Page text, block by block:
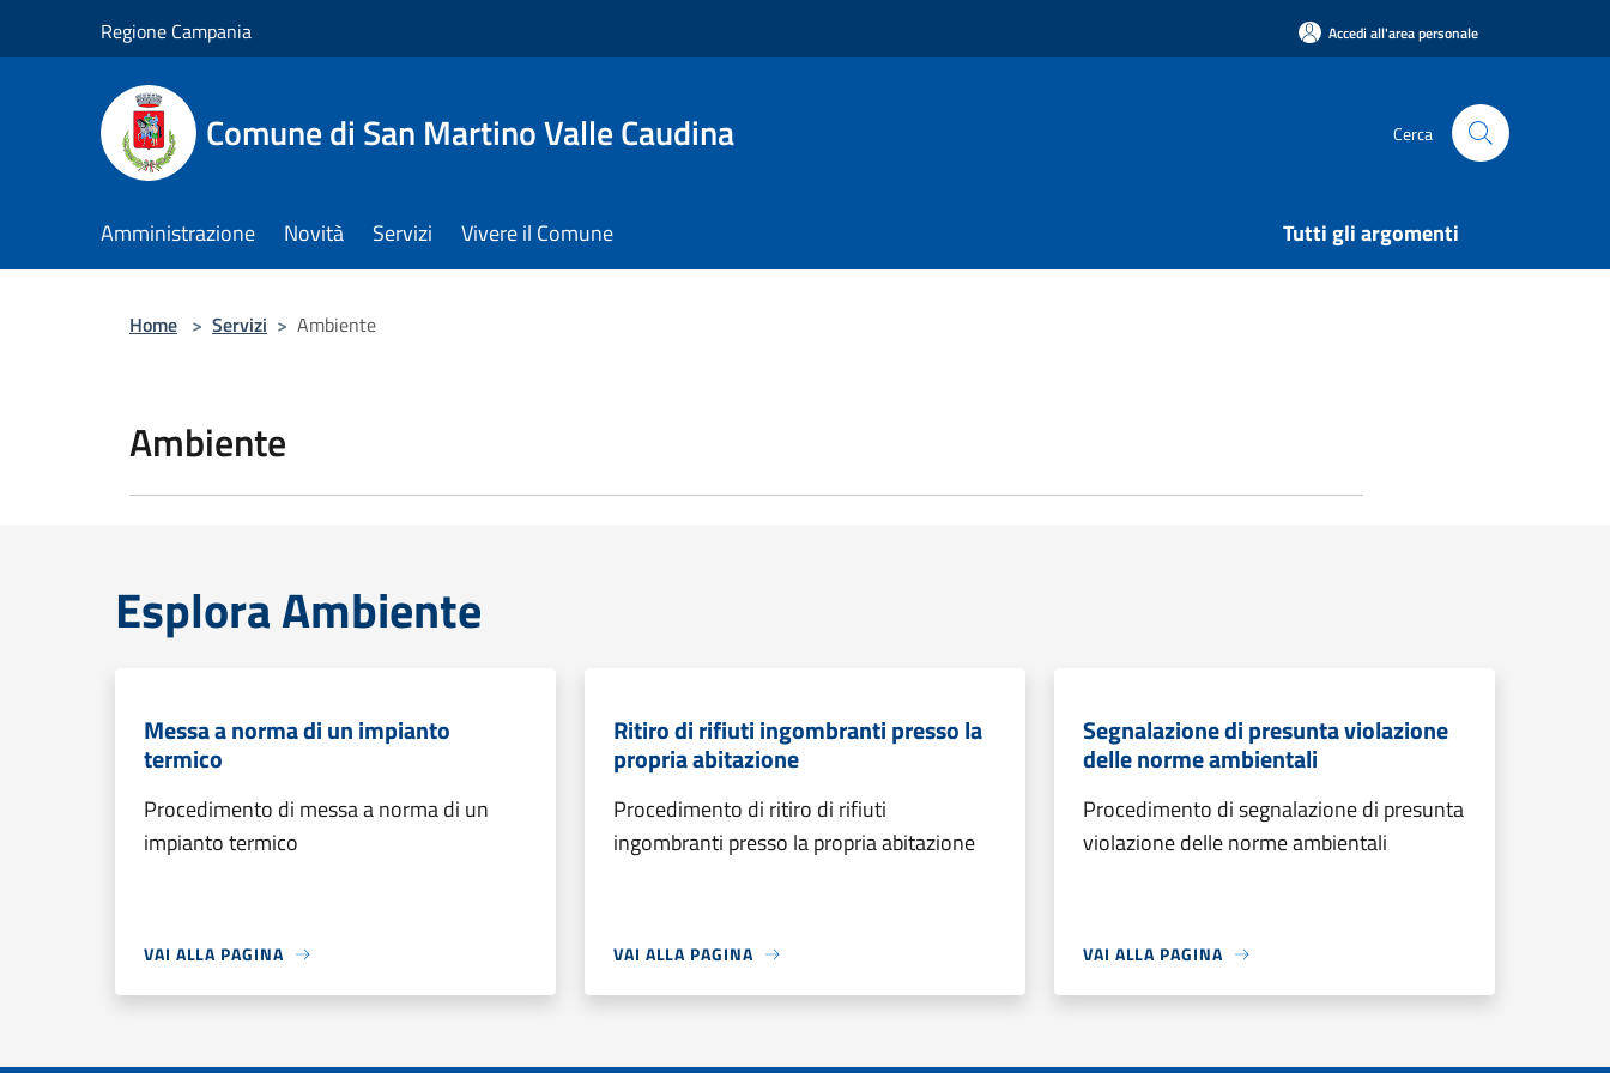
Regione Campania Accedi all'area personale
Comune di San Martino Valle Caudina Cerca
Amministrazione Novità Servizi Vivere il Comune Tutti gli argomenti
Home > Servizi > Ambiente
Ambiente
Esplora Ambiente
Messa a norma di un impianto
termico
Procedimento di messa a norma di un
impianto termico
VAI ALLA PAGINA
Ritiro di rifiuti ingombranti presso la
propria abitazione
Procedimento di ritiro di rifiuti
ingombranti presso la propria abitazione
VAI ALLA PAGINA
Segnalazione di presunta violazione
delle norme ambientali
Procedimento di segnalazione di presunta
violazione delle norme ambientali
VAI ALLA PAGINA